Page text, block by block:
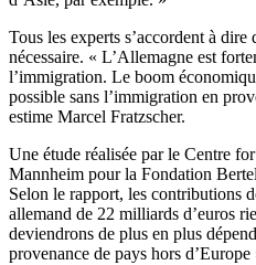
Tous les experts s’accordent à
nécessaire. « L’Allemagne est
l’immigration. Le boom
possible sans l’immigration en
estime Marcel Fratzscher.
Une étude réalisée par le Centre
Mannheim pour la Fondation
Selon le rapport, les contributions
allemand de 22 milliards d’euros
deviendrons de plus en plus
provenance de pays hors d’Europe